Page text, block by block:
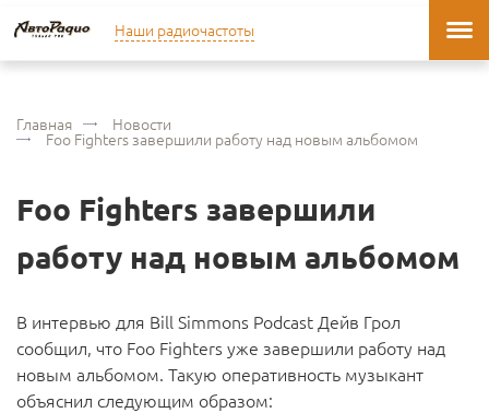
Наши радиочастоты
Главная Новости
Foo Fighters завершили работу над новым альбомом
Foo Fighters завершили
работу над новым альбомом
В интервью для Bill Simmons Podcast Дейв Грол
сообщил, что Foo Fighters уже завершили работу над
новым альбомом. Такую оперативность музыкант
объяснил следующим образом: